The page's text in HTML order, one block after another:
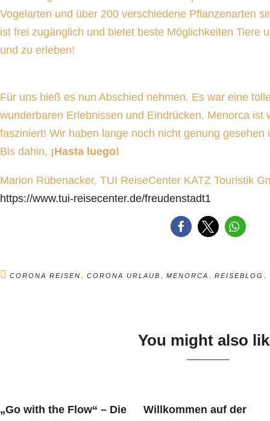
Vogelarten und über 200 verschiedene Pflanzenarten
ist frei zugänglich und bietet beste Möglichkeiten Tiere
und zu erleben!
Für uns hieß es nun Abschied nehmen. Es war eine
wunderbaren Erlebnissen und Eindrücken. Menorca ist
fasziniert! Wir haben lange noch nicht genung gesehen
Bis dahin, ¡Hasta luego!
Marion Rübenacker, TUI ReiseCenter KATZ Touristik
https://www.tui-reisecenter.de/freudenstadt1
CORONA REISEN , CORONA URLAUB , MENORCA , REISEBLOG ,
You might also
„Go with the Flow“ – Die
Willkommen auf der